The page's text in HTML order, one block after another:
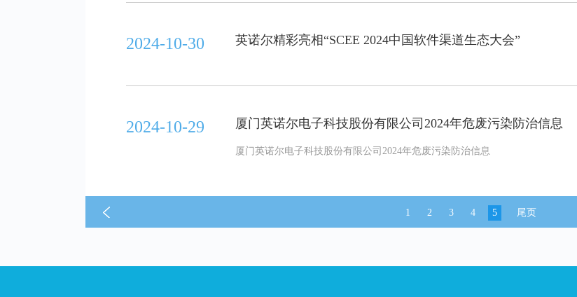
2024-10-30 英诺尔精彩亮相“SCEE 2024中国软件渠道生态大会”
2024-10-29 厦门英诺尔电子科技股份有限公司2024年危废污染防治信息
厦门英诺尔电子科技股份有限公司2024年危废污染防治信息
1 2 3 4 5 尾页